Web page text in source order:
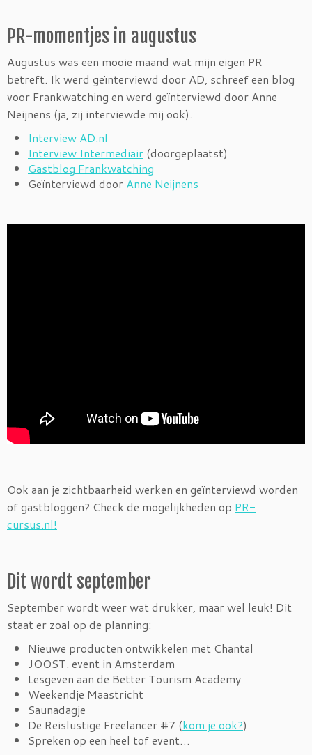
PR-momentjes in augustus
Augustus was een mooie maand wat mijn eigen PR
betreft. Ik werd geïnterviewd door AD, schreef een blog
voor Frankwatching en werd geïnterviewd door Anne
Neijnens (ja, zij interviewde mij ook).
Interview AD.nl
Interview Intermediair (doorgeplaatst)
Gastblog Frankwatching
Geïnterviewd door Anne Neijnens
Ook aan je zichtbaarheid werken en geïnterviewd worden
of gastbloggen? Check de mogelijkheden op PR-
cursus.nl!
Dit wordt september
September wordt weer wat drukker, maar wel leuk! Dit
staat er zoal op de planning:
Nieuwe producten ontwikkelen met Chantal
JOOST. event in Amsterdam
Lesgeven aan de Better Tourism Academy
Weekendje Maastricht
Saunadagje
De Reislustige Freelancer #7 (kom je ook?)
Spreken op een heel tof event…